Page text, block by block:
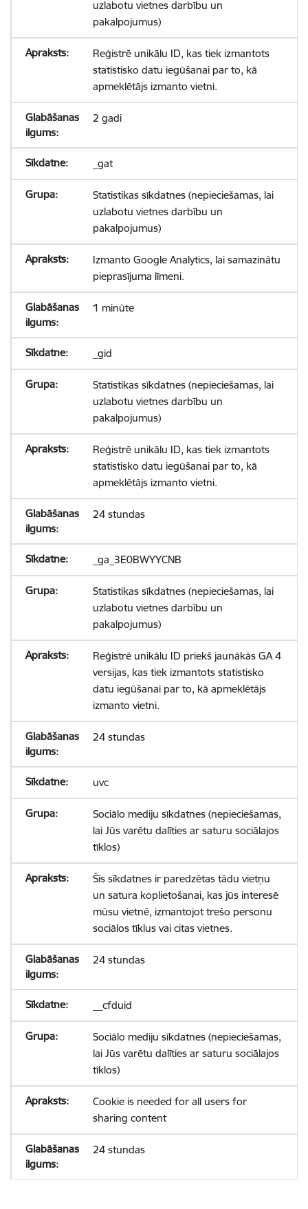
uzlabotu vietnes darbību un
pakalpojumus)
Reģistrē unikālu ID, kas tiek izmantots
statistisko datu iegūšanai par to, kā
apmeklētājs izmanto vietni.
2 gadi
_gat
Statistikas sīkdatnes (nepieciešamas, lai
uzlabotu vietnes darbību un
pakalpojumus)
Izmanto Google Analytics, lai samazinātu
pieprasījuma līmeni.
1 minūte
_gid
Statistikas sīkdatnes (nepieciešamas, lai
uzlabotu vietnes darbību un
pakalpojumus)
Reģistrē unikālu ID, kas tiek izmantots
statistisko datu iegūšanai par to, kā
apmeklētājs izmanto vietni.
24 stundas
_ga_3E0BWYYCNB
Statistikas sīkdatnes (nepieciešamas, lai
uzlabotu vietnes darbību un
pakalpojumus)
Reģistrē unikālu ID priekš jaunākās GA 4
versijas, kas tiek izmantots statistisko
datu iegūšanai par to, kā apmeklētājs
izmanto vietni.
24 stundas
uvc
Sociālo mediju sīkdatnes (nepieciešamas,
lai Jūs varētu dalīties ar saturu sociālajos
tīklos)
Šīs sīkdatnes ir paredzētas tādu vietņu
un satura koplietošanai, kas jūs interesē
mūsu vietnē, izmantojot trešo personu
sociālos tīklus vai citas vietnes.
24 stundas
__cfduid
Sociālo mediju sīkdatnes (nepieciešamas,
lai Jūs varētu dalīties ar saturu sociālajos
tīklos)
Cookie is needed for all users for
sharing content
24 stundas